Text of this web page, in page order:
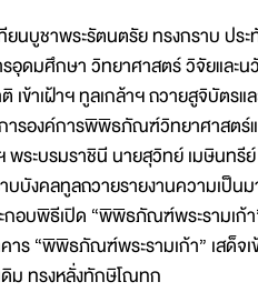
ยนบูชาพระรัตนตรัย ทรงกราบ ปร
ดมศึกษา วิทยาศาสตร์ วิจัยและน
าเฝ้าฯ ทูลเกล้าฯ ถวายสูจิบัตรแ
รองค์การพิพิธภัณฑ์วิทยาศาสตร์แ
พระบรมราชินี นายสุวิทย์ เมษินทรี
บังคลทูลถวายรายงานความเป็
กอบพิธีเปิด “พิพิธภัณฑ์พระรามเก้
ร “พิพิธภัณฑ์พระรามเก้า” เสด็จ
ดิม ทรงหลั่งทักษิโณทก